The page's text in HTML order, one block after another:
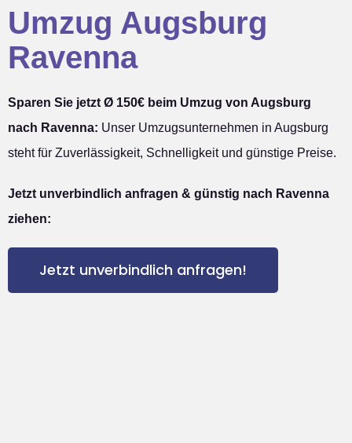
Umzug Augsburg
Ravenna
Sparen Sie jetzt Ø 150€ beim Umzug von Augsburg
nach Ravenna: Unser Umzugsunternehmen in Augsburg
steht für Zuverlässigkeit, Schnelligkeit und günstige Preise.
Jetzt unverbindlich anfragen & günstig nach Ravenna
ziehen:
Jetzt unverbindlich anfragen!